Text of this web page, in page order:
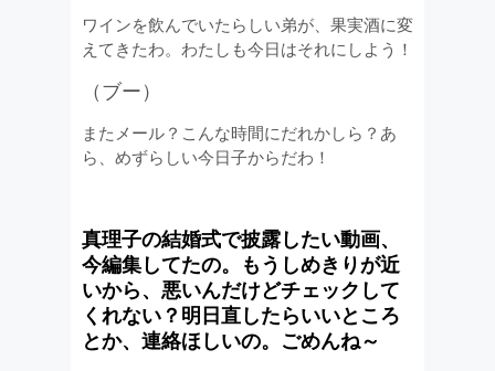
ワインを飲んでいたらしい弟が、果実酒に変
えてきたわ。わたしも今日はそれにしよう！
（ブー）
またメール？こんな時間にだれかしら？あ
ら、めずらしい今日子からだわ！
真理子の結婚式で披露したい動画、
今編集してたの。もうしめきりが近
いから、悪いんだけどチェックして
くれない？明日直したらいいところ
とか、連絡ほしいの。ごめんね～